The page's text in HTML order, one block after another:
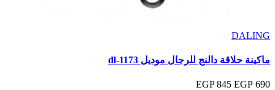
DALING
ماكينة حلاقة دالنج للرجال موديل dl-1173
690 EGP
845 EGP